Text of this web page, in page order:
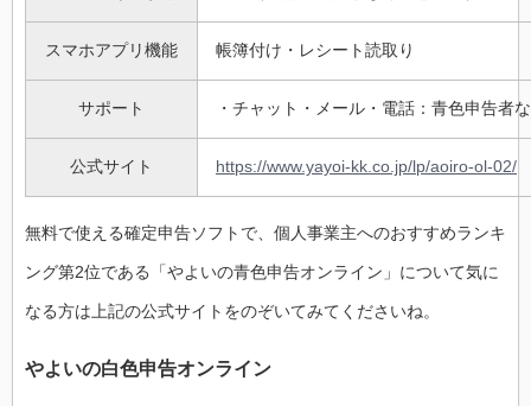
スマホアプリ機能 帳簿付け・レシート読取り
サポート ・チャット・メール・電話：青色申告者
公式サイト https://www.yayoi-kk.co.jp/lp/aoiro-ol-02/
無料で使える確定申告ソフトで、個人事業主へのおすすめランキ
ング第2位である「やよいの青色申告オンライン」について気に
なる方は上記の公式サイトをのぞいてみてくださいね。
やよいの白色申告オンライン